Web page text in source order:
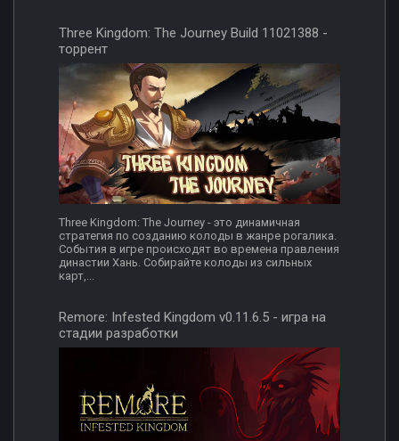
Three Kingdom: The Journey Build 11021388 -
торрент
Three Kingdom: The Journey - это динамичная
стратегия по созданию колоды в жанре рогалика.
События в игре происходят во времена правления
династии Хань. Собирайте колоды из сильных
карт,...
Remore: Infested Kingdom v0.11.6.5 - игра на
стадии разработки